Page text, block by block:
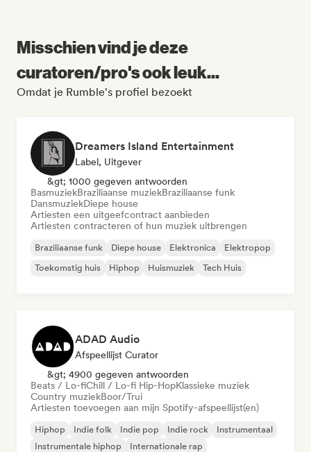
Misschien vind je deze
curatoren/pro's ook leuk...
Omdat je Rumble's profiel bezoekt
Dreamers Island Entertainment
Label, Uitgever
&gt; 1000 gegeven antwoorden
BasmuziekBraziliaanse muziekBraziliaanse funk
DansmuziekDiepe house
Artiesten een uitgeefcontract aanbieden
Artiesten contracteren of hun muziek uitbrengen
Braziliaanse funk Diepe house Elektronica
Elektropop
Toekomstig huis
Hiphop Huismuziek Tech Huis
ADAD Audio
Afspeellijst Curator
&gt; 4900 gegeven antwoorden
Beats / Lo-fiChill / Lo-fi Hip-HopKlassieke muziek
Country muziekBoor/Trui
Artiesten toevoegen aan mijn Spotify-afspeellijst(en)
Hiphop Indie folk Indie pop Indie rock
Instrumentaal
Instrumentale hiphop
Internationale rap